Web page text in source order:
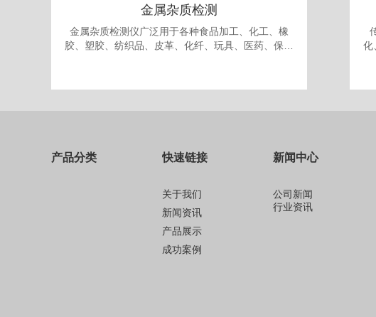
金属杂质检测
金属杂质检测仪广泛用于各种食品加工、化工、橡
胶、塑胶、纺织品、皮革、化纤、玩具、医药、保健
化
要
产品分类 快速链接
关于我们
新闻资讯
产品展示
成功案例
新闻中心
公司新闻
行业资讯